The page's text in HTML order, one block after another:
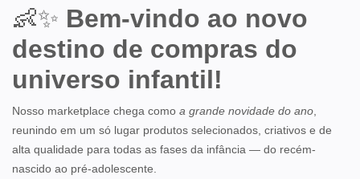
👶✨ Bem-vindo ao novo
destino de compras do
universo infantil!
Nosso marketplace chega como a grande novidade do ano
reunindo em um só lugar produtos selecionados, criativos e de
alta qualidade para todas as fases da infância — do recém-
nascido ao pré-adolescente.